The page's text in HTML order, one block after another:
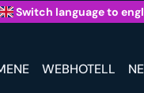
Switch language to
WEBHOTELL